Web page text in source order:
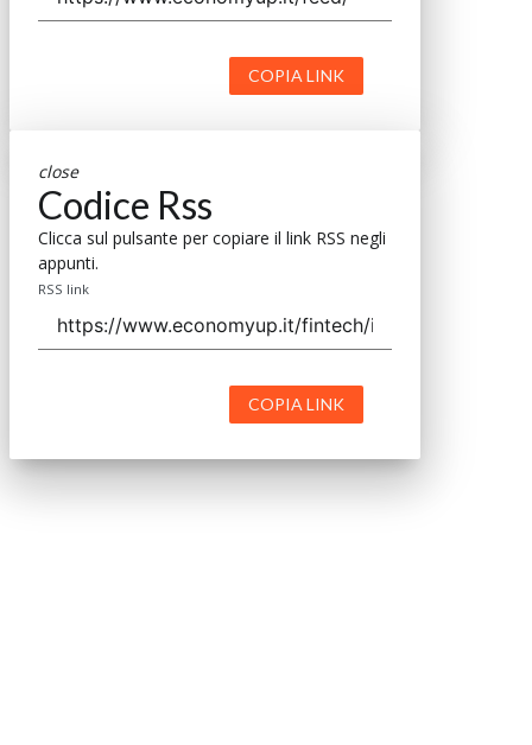
COPIA LINK
close
Codice Rss
Clicca sul pulsante per copiare il link RSS negli
appunti.
RSS link
COPIA LINK